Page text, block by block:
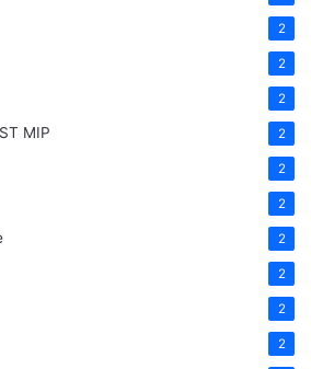
2
2
2
MIP 2
2
2
2
2
2
2